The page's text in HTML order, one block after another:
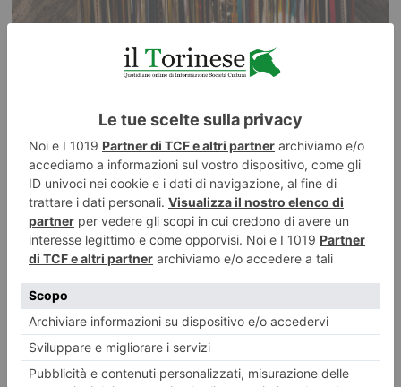
Il “Forte Albertino” agevola l’ingresso anche ai visitatori “più piccoli” e
alle loro famiglie, grazie al